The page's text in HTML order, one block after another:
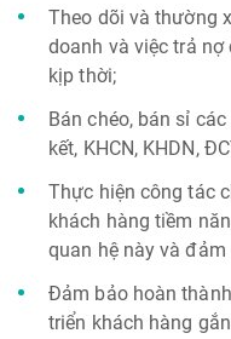
Theo dõi và thường
doanh và việc trả
kịp thời;
Bán chéo, bán sỉ
kết, KHCN, KHDN,
Thực hiện công tác
khách hàng tiềm
quan hệ này và
Đảm bảo hoàn
triển khách hàng